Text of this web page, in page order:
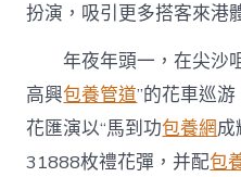
扮演，吸引更多搭客來港
年夜年頭一，在尖沙
高興包養管道”的花車巡游
花匯演以“馬到功包養網成
31888枚禮花彈，并配包